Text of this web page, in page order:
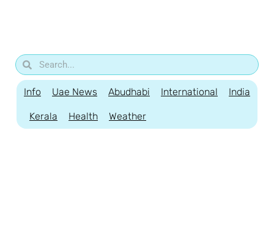
Info Uae News Abudhabi International India
Kerala Health Weather